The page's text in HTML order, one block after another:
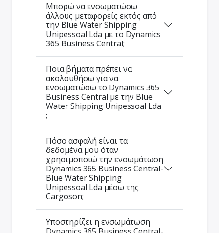
Μπορώ να ενσωματώσω
άλλους μεταφορείς εκτός από
την Blue Water Shipping
Unipessoal Lda με το Dynamics
365 Business Central;
Ποια βήματα πρέπει να
ακολουθήσω για να
ενσωματώσω το Dynamics 365
Business Central με την Blue
Water Shipping Unipessoal Lda
;
Πόσο ασφαλή είναι τα
δεδομένα μου όταν
χρησιμοποιώ την ενσωμάτωση
Dynamics 365 Business Central-
Blue Water Shipping
Unipessoal Lda μέσω της
Cargoson;
Υποστηρίζει η ενσωμάτωση
Dynamics 365 Business Central-